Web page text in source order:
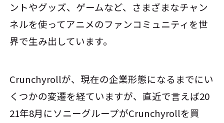
ントやグッズ、ゲームなど、さまざまなチャン
ネルを使ってアニメのファンコミュニティを世
界で生み出しています。
Crunchyrollが、現在の企業形態になるまでにい
くつかの変遷を経ていますが、直近で言えば20
21年8月にソニーグループがCrunchyrollを買